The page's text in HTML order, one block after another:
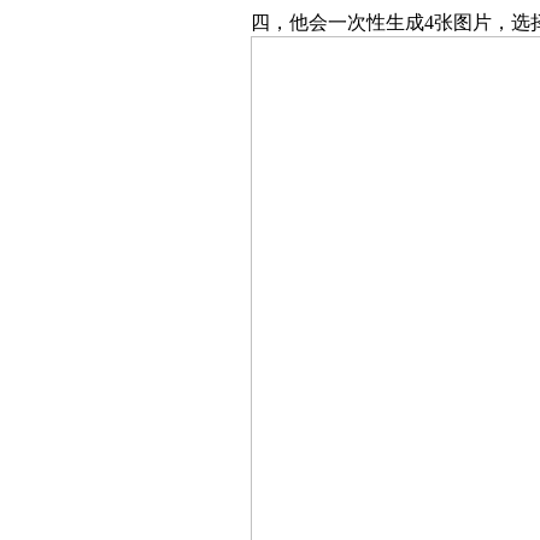
四，他会一次性生成4张图片，选